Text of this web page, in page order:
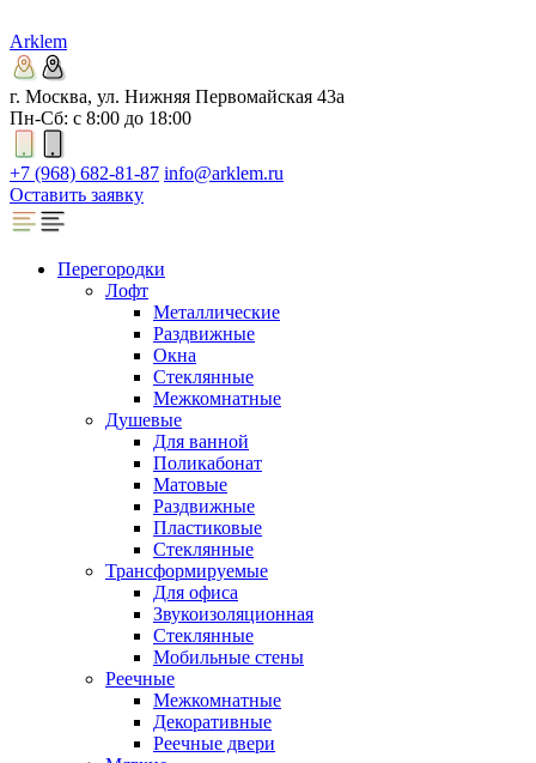
Arklem
г. Москва, ул. Нижняя Первомайская 43а
Пн-Сб: с 8:00 до 18:00
+7 (968) 682-81-87 info@arklem.ru
Оставить заявку
Перегородки
Лофт
Металлические
Раздвижные
Окна
Стеклянные
Межкомнатные
Душевые
Для ванной
Поликабонат
Матовые
Раздвижные
Пластиковые
Стеклянные
Трансформируемые
Для офиса
Звукоизоляционная
Стеклянные
Мобильные стены
Реечные
Межкомнатные
Декоративные
Реечные двери